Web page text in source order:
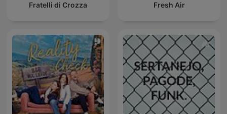
Fratelli di Crozza Fresh Air